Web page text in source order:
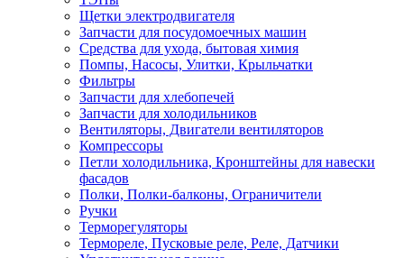
Щетки электродвигателя
Запчасти для посудомоечных машин
Средства для ухода, бытовая химия
Помпы, Насосы, Улитки, Крыльчатки
Фильтры
Запчасти для хлебопечей
Запчасти для холодильников
Вентиляторы, Двигатели вентиляторов
Компрессоры
Петли холодильника, Кронштейны для навески
фасадов
Полки, Полки-балконы, Ограничители
Ручки
Терморегуляторы
Термореле, Пусковые реле, Реле, Датчики